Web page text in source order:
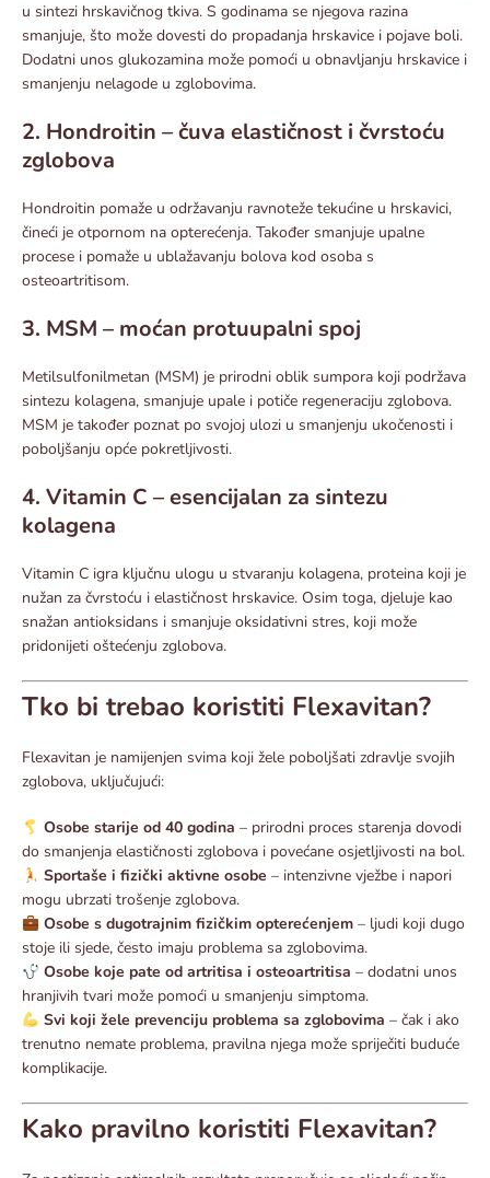
u sintezi hrskavičnog tkiva. S godinama se njegova razina
smanjuje, što može dovesti do propadanja hrskavice i pojave boli.
Dodatni unos glukozamina može pomoći u obnavljanju hrskavice i
smanjenju nelagode u zglobovima.
2. Hondroitin – čuva elastičnost i čvrstoću
zglobova
Hondroitin pomaže u održavanju ravnoteže tekućine u hrskavici,
čineći je otpornom na opterećenja. Također smanjuje upalne
procese i pomaže u ublažavanju bolova kod osoba s
osteoartritisom.
3. MSM – moćan protuupalni spoj
Metilsulfonilmetan (MSM) je prirodni oblik sumpora koji podržava
sintezu kolagena, smanjuje upale i potiče regeneraciju zglobova.
MSM je također poznat po svojoj ulozi u smanjenju ukočenosti i
poboljšanju opće pokretljivosti.
4. Vitamin C – esencijalan za sintezu
kolagena
Vitamin C igra ključnu ulogu u stvaranju kolagena, proteina koji je
nužan za čvrstoću i elastičnost hrskavice. Osim toga, djeluje kao
snažan antioksidans i smanjuje oksidativni stres, koji može
pridonijeti oštećenju zglobova.
Tko bi trebao koristiti Flexavitan?
Flexavitan je namijenjen svima koji žele poboljšati zdravlje svojih
zglobova, uključujući:
Osobe starije od 40 godina – prirodni proces starenja dovodi
do smanjenja elastičnosti zglobova i povećane osjetljivosti na bol.
Sportaše i fizički aktivne osobe – intenzivne vježbe i napori
mogu ubrzati trošenje zglobova.
Osobe s dugotrajnim fizičkim opterećenjem– ljudi koji dugo
stoje ili sjede, često imaju problema sa zglobovima.
Osobe koje pate od artritisa i osteoartritisa – dodatni unos
hranjivih tvari može pomoći u smanjenju simptoma.
Svi koji žele prevenciju problema sa zglobovima – čak i ako
trenutno nemate problema, pravilna njega može spriječiti buduće
komplikacije.
Kako pravilno koristiti Flexavitan?